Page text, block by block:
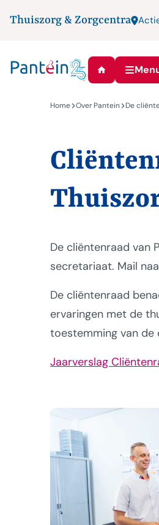
Thuiszorg & Zorgcentra
Home Over Pantein De
De cliëntenraad van
secretariaat. Mail
De cliëntenraad
ervaringen met de
toestemming van de
Jaarverslag